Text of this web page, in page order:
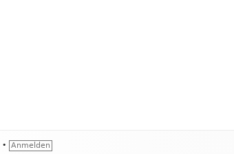
• Anmelden